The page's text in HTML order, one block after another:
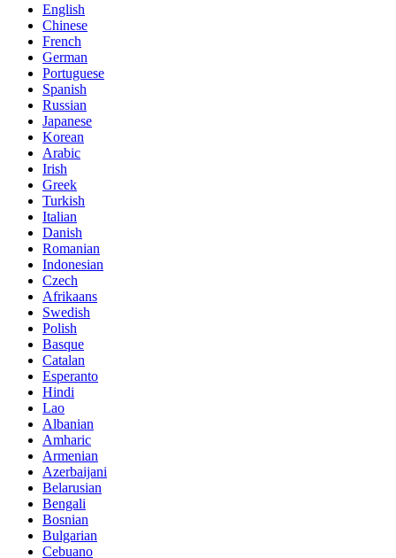
English
Chinese
French
German
Portuguese
Spanish
Russian
Japanese
Korean
Arabic
Irish
Greek
Turkish
Italian
Danish
Romanian
Indonesian
Czech
Afrikaans
Swedish
Polish
Basque
Catalan
Esperanto
Hindi
Lao
Albanian
Amharic
Armenian
Azerbaijani
Belarusian
Bengali
Bosnian
Bulgarian
Cebuano